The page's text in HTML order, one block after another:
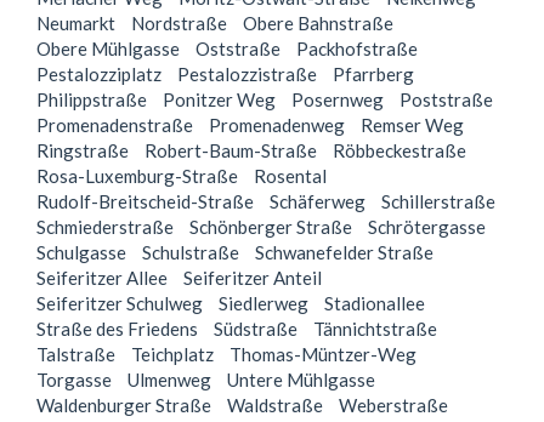
Neumarkt
Nordstraße
Obere Bahnstraße
Obere Mühlgasse
Oststraße
Packhofstraße
Pestalozziplatz
Pestalozzistraße
Pfarrberg
Philippstraße
Ponitzer Weg Posernweg
Poststraße
Promenadenstraße
Promenadenweg
Remser Weg
Ringstraße
Robert-Baum-Straße
Röbbeckestraße
Rosa-Luxemburg-Straße
Rosental
Rudolf-Breitscheid-Straße
Schäferweg
Schillerstraße
Schmiederstraße
Schönberger Straße
Schrötergasse
Schulgasse
Schulstraße
Schwanefelder Straße
Seiferitzer Allee
Seiferitzer Anteil
Seiferitzer Schulweg
Siedlerweg
Stadionallee
Straße des Friedens
Südstraße
Tännichtstraße
Talstraße
Teichplatz
Thomas-Müntzer-Weg
Torgasse
Ulmenweg
Untere Mühlgasse
Waldenburger Straße
Waldstraße
Weberstraße